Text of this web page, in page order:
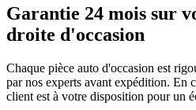
Garantie 24 mois sur
droite d'occasion
Chaque pièce auto d'occasion est
par nos experts avant expédition. En
client est à votre disposition pour un